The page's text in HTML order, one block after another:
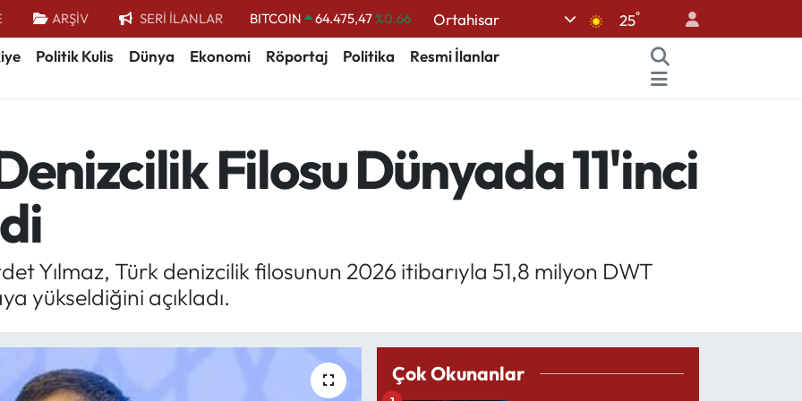
ARŞİV SERİ İLANLAR DOLAR 47,5971 %0.05
EURO
55,1336%0.18
13.703
%0
BITCOIN
64.475,47%0.66
Ortahisar 25°
Politik Kulis Dünya Ekonomi Röportaj Politika
Resmi İlanlar
Filosu Dünyada 11'inci
Yılmaz, Türk denizcilik filosunun 2026 itibarıyla 51,8 milyon DWT
yükseldiğini açıkladı.
Çok Okunanlar